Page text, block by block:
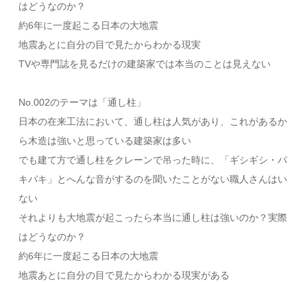
はどうなのか？
約6年に一度起こる日本の大地震
地震あとに自分の目で見たからわかる現実
TVや専門誌を見るだけの建築家では本当のことは見えない
No.002のテーマは「通し柱」
日本の在来工法において、通し柱は人気があり、これがあるか
ら木造は強いと思っている建築家は多い
でも建て方で通し柱をクレーンで吊った時に、「ギシギシ・パ
キパキ」とへんな音がするのを聞いたことがない職人さんはい
ない
それよりも大地震が起こったら本当に通し柱は強いのか？実際
はどうなのか？
約6年に一度起こる日本の大地震
地震あとに自分の目で見たからわかる現実がある